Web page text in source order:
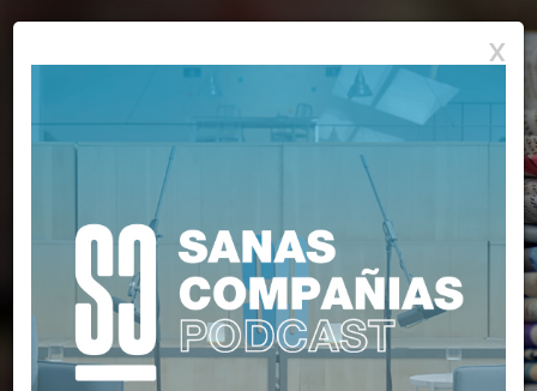
IDIS EN LOSMEDIOS
X